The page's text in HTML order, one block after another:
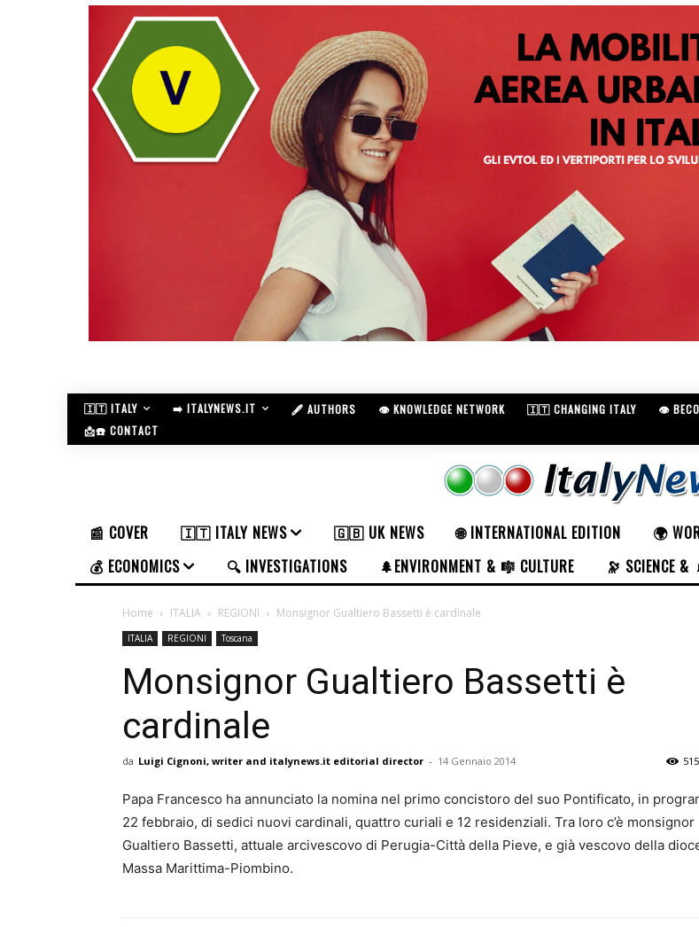
🇮🇹 ITALY ➡️ ITALYNEWS.IT 🖋️ AUTHORS 👁️ KNOWLEDGE NETWORK 🇮🇹 CHANGING ITALY 👁️
📩☎️ CONTACT
📰 COVER 🇮🇹 ITALY NEWS 🇬🇧 UK NEWS 🌐 INTERNATIONAL EDITION 🌍
💰 ECONOMICS
🔍 INVESTIGATIONS 🌲ENVIRONMENT & 🎼 CULTURE 🔭 SCIENCE &
Home ITALIA REGIONI Monsignor Gualtiero Bassetti è cardinale
ITALIA REGIONI Toscana
Monsignor Gualtiero Bassetti è
cardinale
da Luigi Cignoni, writer and italynews.it editorial director - 14 Gennaio 2014 515
Papa Francesco ha annunciato la nomina nel primo concistoro del suo Pontificato, in
22 febbraio, di sedici nuovi cardinali, quattro curiali e 12 residenziali. Tra loro c’è monsignor
Gualtiero Bassetti, attuale arcivescovo di Perugia-Città della Pieve, e già vescovo della
Massa Marittima-Piombino.